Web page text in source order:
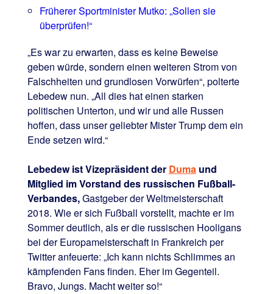
Früherer Sportminister Mutko: „Sollen sie
überprüfen!“
„Es war zu erwarten, dass es keine Beweise
geben würde, sondern einen weiteren Strom von
Falschheiten und grundlosen Vorwürfen“, polterte
Lebedew nun. „All dies hat einen starken
politischen Unterton, und wir und alle Russen
hoffen, dass unser geliebter Mister Trump dem ein
Ende setzen wird.“
Lebedew ist Vizepräsident der Dumaund
Mitglied im Vorstand des russischen Fußball-
Verbandes,Gastgeber der Weltmeisterschaft
2018. Wie er sich Fußball vorstellt, machte er im
Sommer deutlich, als er die russischen Hooligans
bei der Europameisterschaft in Frankreich per
Twitter anfeuerte: „Ich kann nichts Schlimmes an
kämpfenden Fans finden. Eher im Gegenteil.
Bravo, Jungs. Macht weiter so!“